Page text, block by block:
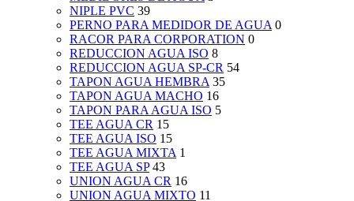
NIPLE PVC 39
PERNO PARA MEDIDOR DE AGUA 0
RACOR PARA CORPORATION 0
REDUCCION AGUA ISO 8
REDUCCION AGUA SP-CR 54
TAPON AGUA HEMBRA 35
TAPON AGUA MACHO 16
TAPON PARA AGUA ISO 5
TEE AGUA CR 15
TEE AGUA ISO 15
TEE AGUA MIXTA 1
TEE AGUA SP 43
UNION AGUA CR 16
UNION AGUA MIXTO 11